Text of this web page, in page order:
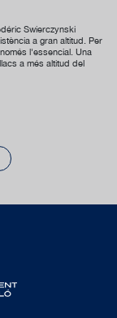
Swierczynski
a gran altitud. Per
l'essencial. Una
a més altitud del